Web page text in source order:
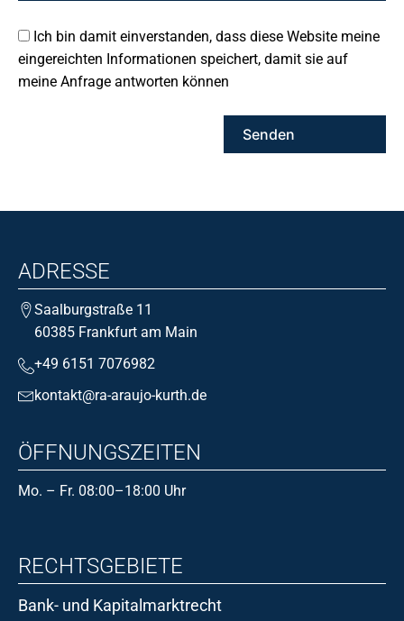
Ich bin damit einverstanden, dass diese Website meine
eingereichten Informationen speichert, damit sie auf
meine Anfrage antworten können
ADRESSE
Saalburgstraße 11
60385 Frankfurt am Main
+49 6151 7076982
kontakt@ra-araujo-kurth.de
ÖFFNUNGSZEITEN
Mo. – Fr. 08:00–18:00 Uhr
RECHTSGEBIETE
Bank- und Kapitalmarktrecht